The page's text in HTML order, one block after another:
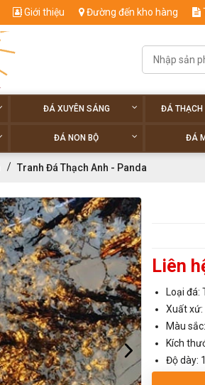
Giới thiệu Đường đến kho hàng
ĐÁ XUYÊN SÁNG ĐÁ THẠCH
ĐÁ NON BỘ ĐÁ
Tranh Đá Thạch Anh - Panda
Liên
Loại đá:
Xuất xứ:
Màu
Kích
Độ dày: